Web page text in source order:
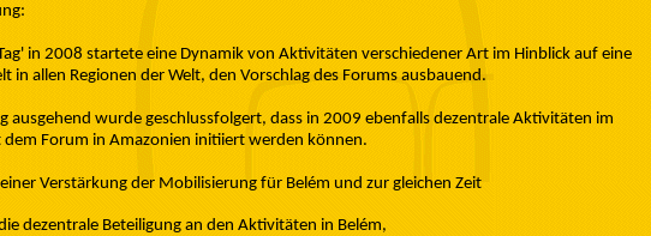
in 2008 startete eine Dynamik von Aktivitäten verschiedener Art im Hinblick auf eine
in allen Regionen der Welt, den Vorschlag des Forums ausbauend.
ausgehend wurde geschlussfolgert, dass in 2009 ebenfalls dezentrale Aktivitäten im
dem Forum in Amazonien initiiert werden können.
Verstärkung der Mobilisierung für Belém und zur gleichen Zeit
dezentrale Beteiligung an den Aktivitäten in Belém,